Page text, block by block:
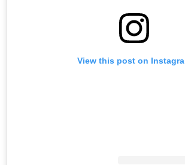
View this post on